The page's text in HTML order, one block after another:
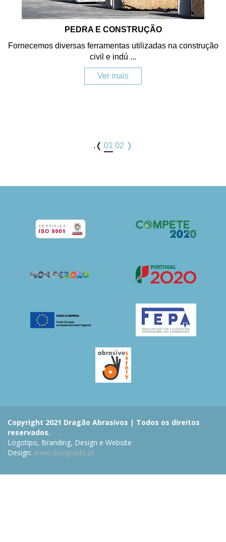
PEDRA E CONSTRUÇÃO
Fornecemos diversas ferramentas utilizadas na construção
civil e indú ...
Ver mais
.❬ 01 02 ❭
Copyright 2021 Dragão Abrasivos | Todos os direitos
reservados.
Logotipo, Branding, Design e Website
Design: www.designarte.pt